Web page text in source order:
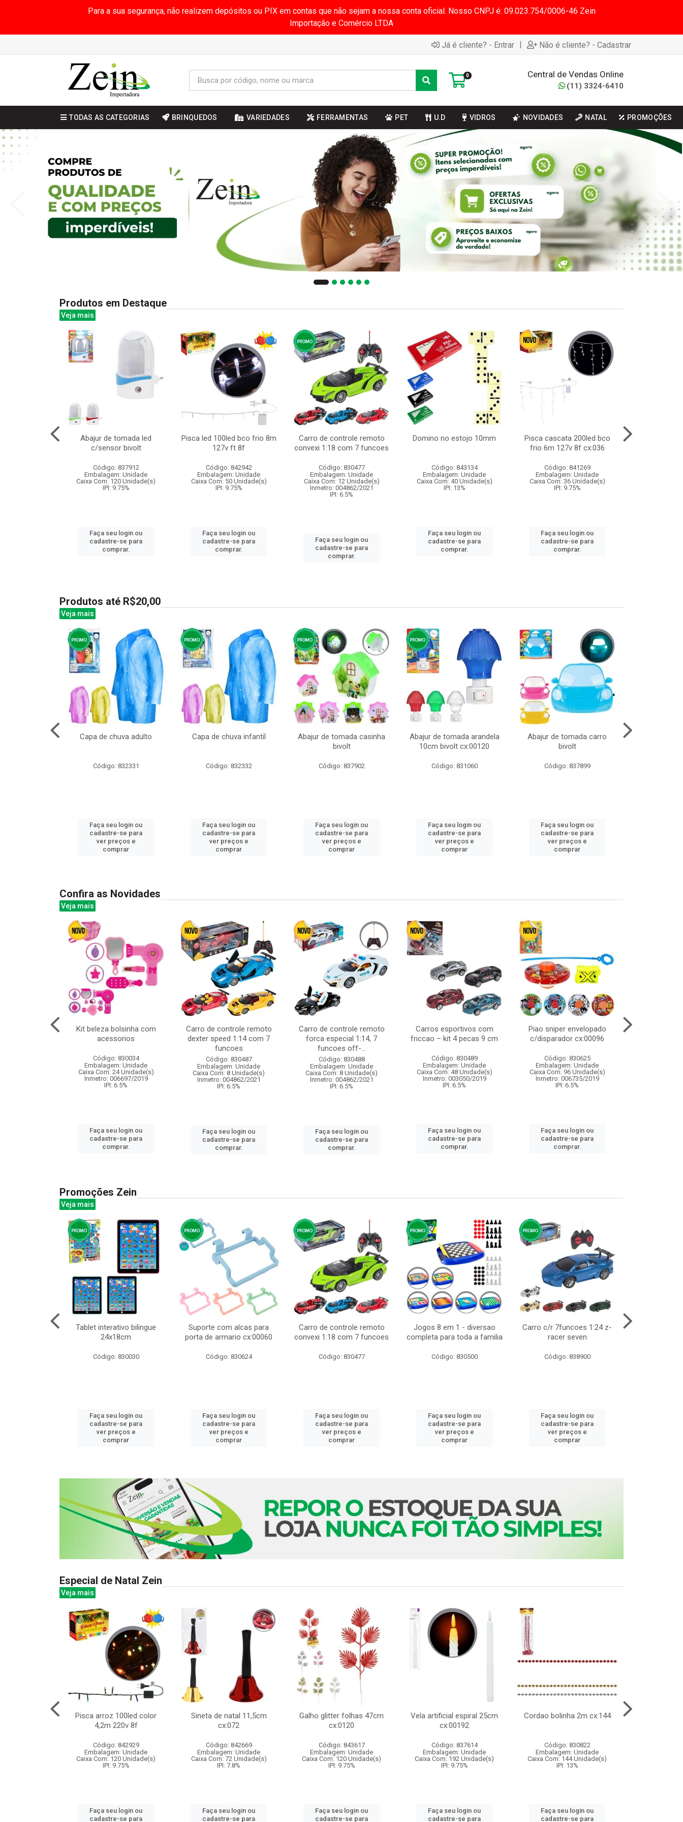
Para a sua segurança, não realizem depósitos ou PIX em contas que não sejam a nossa conta oficial. Nosso CNPJ é: 09.023.754/0006-46 Zein
Importação e Comércio LTDA
Já é cliente? - Entrar | Não é cliente? - Cadastrar
0 Central de Vendas Online
(11) 3324-6410
TODAS AS CATEGORIAS BRINQUEDOS VARIEDADES FERRAMENTAS PET U.D VIDROS NOVIDADES NATAL PROMOÇÕES
Produtos em Destaque
Veja mais
Abajur de tomada led
c/sensor bivolt
Código: 837912
Embalagem: Unidade
Caixa Com: 120 Unidade(s)
IPI: 9.75%
Faça seu login ou
cadastre-se para
comprar.
Pisca led 100led bco frio 8m
127v ft 8f
Código: 842942
Embalagem: Unidade
Caixa Com: 50 Unidade(s)
IPI: 9.75%
Faça seu login ou
cadastre-se para
comprar.
Carro de controle remoto
convexi 1:18 com 7 funcoes
Código: 830477
Embalagem: Unidade
Caixa Com: 12 Unidade(s)
Inmetro: 004862/2021
IPI: 6.5%
Faça seu login ou
cadastre-se para
comprar.
Domino no estojo 10mm
Código: 843134
Embalagem: Unidade
Caixa Com: 40 Unidade(s)
IPI: 13%
Faça seu login ou
cadastre-se para
comprar.
Pisca cascata 200led bco
frio 6m 127v 8f cx:036
Código: 841269
Embalagem: Unidade
Caixa Com: 36 Unidade(s)
IPI: 9.75%
Faça seu login ou
cadastre-se para
comprar.
Produtos até R$20,00
Veja mais
Capa de chuva adulto
Código: 832331
Faça seu login ou
cadastre-se para
ver preços e
comprar
Capa de chuva infantil
Código: 832332
Faça seu login ou
cadastre-se para
ver preços e
comprar
Abajur de tomada casinha
bivolt
Código: 837902
Faça seu login ou
cadastre-se para
ver preços e
comprar
Abajur de tomada arandela
10cm bivolt cx:00120
Código: 831060
Faça seu login ou
cadastre-se para
ver preços e
comprar
Abajur de tomada carro
bivolt
Código: 837899
Faça seu login ou
cadastre-se para
ver preços e
comprar
Confira as Novidades
Veja mais
Kit beleza bolsinha com
acessorios
Código: 830034
Embalagem: Unidade
Caixa Com: 24 Unidade(s)
Inmetro: 006697/2019
IPI: 6.5%
Faça seu login ou
cadastre-se para
comprar.
Carro de controle remoto
dexter speed 1:14 com 7
funcoes
Código: 830487
Embalagem: Unidade
Caixa Com: 8 Unidade(s)
Inmetro: 004862/2021
IPI: 6.5%
Faça seu login ou
cadastre-se para
comprar.
Carro de controle remoto
forca especial 1:14, 7
funcoes off-...
Código: 830488
Embalagem: Unidade
Caixa Com: 8 Unidade(s)
Inmetro: 004862/2021
IPI: 6.5%
Faça seu login ou
cadastre-se para
comprar.
Carros esportivos com
friccao – kit 4 pecas 9 cm
Código: 830489
Embalagem: Unidade
Caixa Com: 48 Unidade(s)
Inmetro: 003050/2019
IPI: 6.5%
Faça seu login ou
cadastre-se para
comprar.
Piao sniper envelopado
c/disparador cx:00096
Código: 830625
Embalagem: Unidade
Caixa Com: 96 Unidade(s)
Inmetro: 006735/2019
IPI: 6.5%
Faça seu login ou
cadastre-se para
comprar.
Promoções Zein
Veja mais
Tablet interativo bilingue
24x18cm
Código: 830030
Faça seu login ou
cadastre-se para
ver preços e
comprar
Suporte com alcas para
porta de armario cx:00060
Código: 830624
Faça seu login ou
cadastre-se para
ver preços e
comprar
Carro de controle remoto
convexi 1:18 com 7 funcoes
Código: 830477
Faça seu login ou
cadastre-se para
ver preços e
comprar
Jogos 8 em 1 - diversao
completa para toda a familia
Código: 830500
Faça seu login ou
cadastre-se para
ver preços e
comprar
Carro c/r 7funcoes 1:24 z-
racer seven
Código: 838900
Faça seu login ou
cadastre-se para
ver preços e
comprar
Especial de Natal Zein
Veja mais
Pisca arroz 100led color
4,2m 220v 8f
Código: 842929
Embalagem: Unidade
Caixa Com: 120 Unidade(s)
IPI: 9.75%
Faça seu login ou
cadastre-se para
Sineta de natal 11,5cm
cx:072
Código: 842669
Embalagem: Unidade
Caixa Com: 72 Unidade(s)
IPI: 7.8%
Faça seu login ou
cadastre-se para
Galho glitter folhas 47cm
cx:0120
Código: 843617
Embalagem: Unidade
Caixa Com: 120 Unidade(s)
IPI: 9.75%
Faça seu login ou
cadastre-se para
Vela artificial espiral 25cm
cx:00192
Código: 837614
Embalagem: Unidade
Caixa Com: 192 Unidade(s)
IPI: 9.75%
Faça seu login ou
cadastre-se para
Cordao bolinha 2m cx:144
Código: 830822
Embalagem: Unidade
Caixa Com: 144 Unidade(s)
IPI: 13%
Faça seu login ou
cadastre-se para